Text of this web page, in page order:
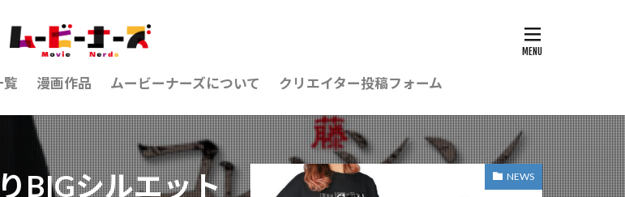
覧 漫画作品 ムービーナーズについて クリエイター投稿フォーム
BIGシルエット
NEWS